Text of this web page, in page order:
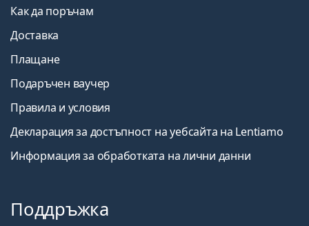
Как да поръчам
Доставка
Плащане
Подаръчен ваучер
Правила и условия
Декларация за достъпност на уебсайта на Lentiamo
Информация за обработката на лични данни
Поддръжка